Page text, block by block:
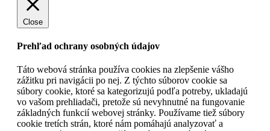
Close
Prehľad ochrany osobných údajov
Táto webová stránka používa cookies na zlepšenie vášho
zážitku pri navigácii po nej. Z týchto súborov cookie sa
súbory cookie, ktoré sa kategorizujú podľa potreby, ukladajú
vo vašom prehliadači, pretože sú nevyhnutné na fungovanie
základných funkcií webovej stránky. Používame tiež súbory
cookie tretích strán, ktoré nám pomáhajú analyzovať a